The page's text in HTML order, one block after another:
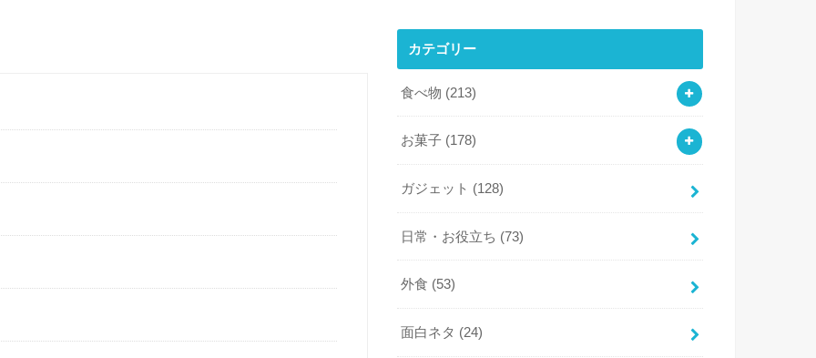
カテゴリー
食べ物 (213)
お菓子 (178)
ガジェット (128)
日常・お役立ち (73)
外食 (53)
面白ネタ (24)